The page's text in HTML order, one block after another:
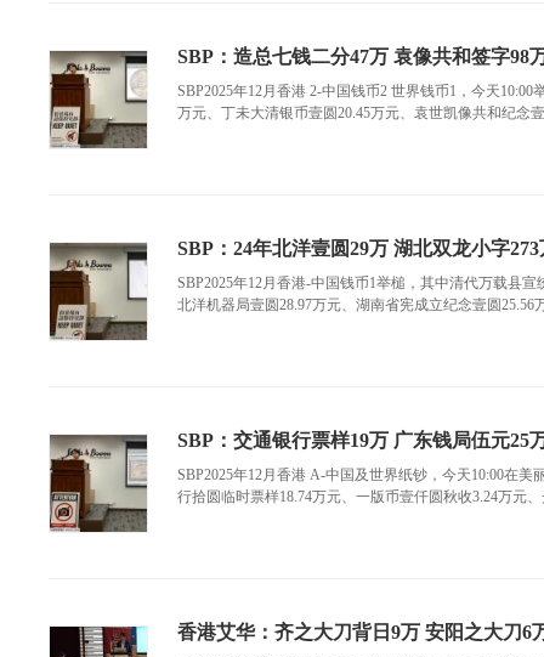
SBP：造总七钱二分47万 袁像共和签字98
SBP2025年12月香港 2-中国钱币2 世界钱币1，今天
万元、丁未大清银币壹圆20.45万元、袁世凯像共和纪念
SBP：24年北洋壹圆29万 湖北双龙小字273
SBP2025年12月香港-中国钱币1举槌，其中清代万载县
北洋机器局壹圆28.97万元、湖南省宪成立纪念壹圆25.56
SBP：交通银行票样19万 广东钱局伍元25
SBP2025年12月香港 A-中国及世界纸钞，今天10:00在
行拾圆临时票样18.74万元、一版币壹仟圆秋收3.24万元
香港艾华：齐之大刀背日9万 安阳之大刀6